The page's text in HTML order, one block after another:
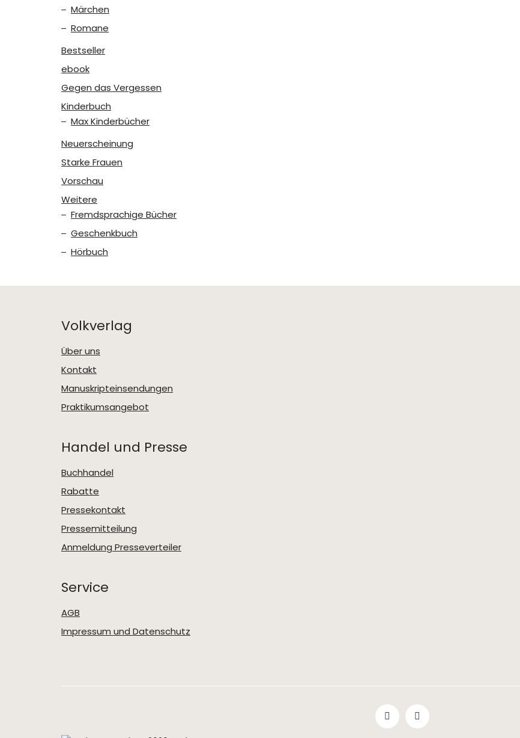
Märchen
Romane
Bestseller
ebook
Gegen das Vergessen
Kinderbuch
Max Kinderbücher
Neuerscheinung
Starke Frauen
Vorschau
Weitere
Fremdsprachige Bücher
Geschenkbuch
Hörbuch
Volkverlag
Über uns
Kontakt
Manuskripteinsendungen
Praktikumsangebot
Handel und Presse
Buchhandel
Rabatte
Pressekontakt
Pressemitteilung
Anmeldung Presseverteiler
Service
AGB
Impressum und Datenschutz